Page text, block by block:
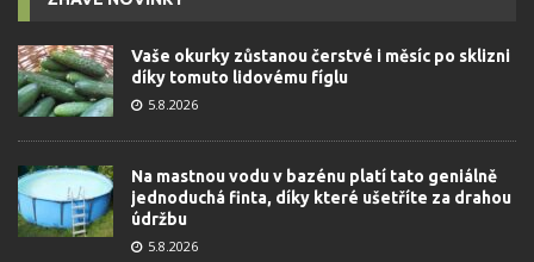
Vaše okurky zůstanou čerstvé i měsíc po sklizni
díky tomuto lidovému fíglu
5.8.2026
Na mastnou vodu v bazénu platí tato geniálně
jednoduchá finta, díky které ušetříte za drahou
údržbu
5.8.2026